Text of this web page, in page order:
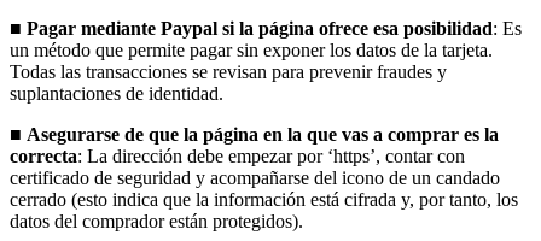
■ Pagar mediante Paypal si la página ofrece esa posibilidad: Es
un método que permite pagar sin exponer los datos de la tarjeta.
Todas las transacciones se revisan para prevenir fraudes y
suplantaciones de identidad.
■ Asegurarse de que la página en la que vas a comprar es la
correcta: La dirección debe empezar por ‘https’, contar con
certificado de seguridad y acompañarse del icono de un candado
cerrado (esto indica que la información está cifrada y, por tanto, los
datos del comprador están protegidos).